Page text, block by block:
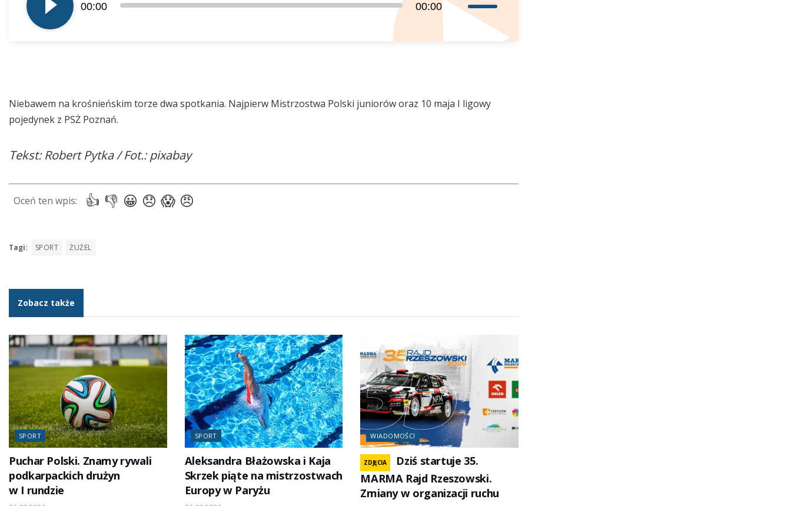
zmniejszyć
głośność.
dźwiękowych
00:00 00:00
strzałek
aby
Niebawem na krośnieńskim torze dwa spotkania. Najpierw Mistrzostwa Polski juniorów oraz 10 maja I ligowy
pojedynek z PSŻ Poznań.
Tekst: Robert Pytka / Fot.: pixabay
Tagi: SPORT ŻUŻEL
Zobacz także
SPORT
Puchar Polski. Znamy rywali
podkarpackich drużyn
w I rundzie
SPORT
Aleksandra Błażowska i Kaja
Skrzek piąte na mistrzostwach
Europy w Paryżu
WIADOMOŚCI
ZDJĘCIA
Dziś startuje 35.
MARMA Rajd Rzeszowski.
Zmiany w organizacji ruchu